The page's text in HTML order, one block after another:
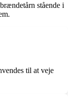
stående i
til at veje